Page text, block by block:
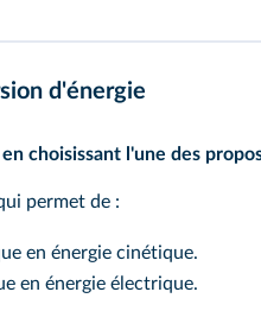
d'énergie
choisissant l'une des
permet de :
en énergie cinétique.
en énergie électrique.